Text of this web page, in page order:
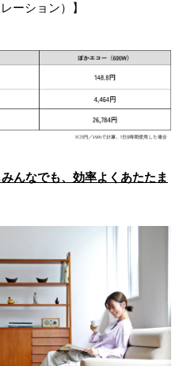
ーション）】
んなでも、効率よくあたたま